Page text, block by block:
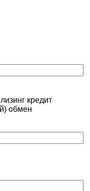
лизинг кредит
обмен